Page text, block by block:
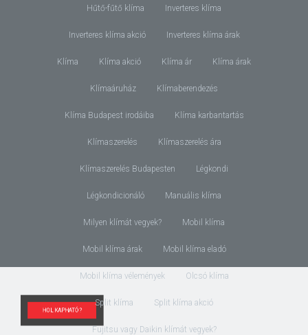
HOL KAPHATÓ?
Hűtő-fűtő klíma Inverteres klíma
Inverteres klíma akció Inverteres klíma árak
Klíma Klíma akció Klíma ár Klíma árak
Klímaáruház Klímaberendezés
Klíma Budapest irodáiba Klíma karbantartás
Klímaszerelés Klímaszerelés ára
Klímaszerelés Budapesten Légkondi
Légkondicionáló Manuális klíma
Milyen klímát vegyek? Mobil klíma
Mobil klíma árak Mobil klíma eladó
Mobil klíma vélemények Olcsó klíma
Split klíma Split klíma akció
Fujitsu vagy Daikin klímát vegyek?